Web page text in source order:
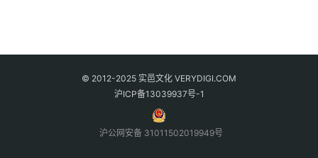
© 2012-2025 实邑文化 VERYDIGI.COM
沪ICP备13039937号-1
沪公网安备 31011502019949号